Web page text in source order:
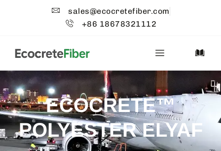
sales@ecocretefiber.com
+86 18678321112
ECOCRETE™
POLYESTER ELYAF